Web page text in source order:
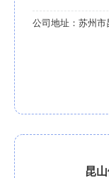
公司地址： 苏州市
昆